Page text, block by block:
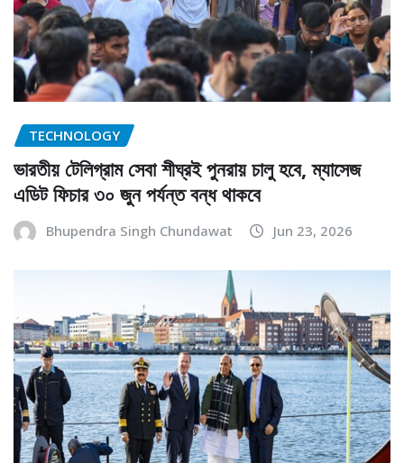
TECHNOLOGY
ভারতীয় টেলিগ্রাম সেবা শীঘ্রই পুনরায় চালু হবে, ম্যাসেজ
এডিট ফিচার ৩০ জুন পর্যন্ত বন্ধ থাকবে
Bhupendra Singh Chundawat Jun 23, 2026